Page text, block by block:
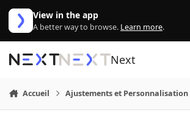
Aller au contenu
View in the app
A better way to browse. Learn more.
Next
Accueil Ajustements et Personnalisation